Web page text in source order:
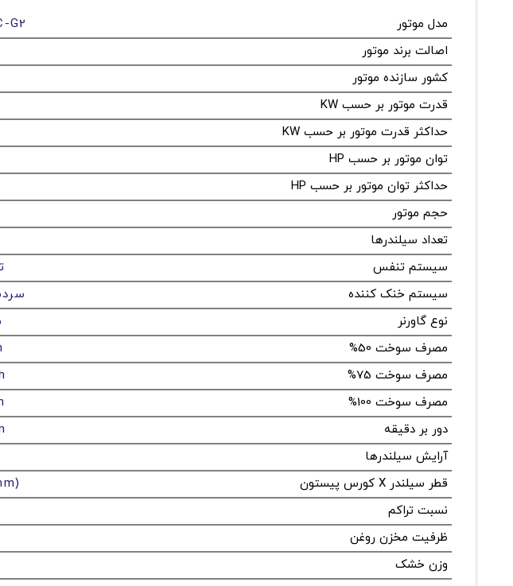
مدل موتور G2
اصالت برند موتور
کشور سازنده موتور
قدرت موتور بر حسب KW
حداکثر قدرت موتور بر حسب KW
توان موتور بر حسب HP
حداکثر توان موتور بر حسب HP
حجم موتور
تعداد سیلندرها
سیستم تنفس
سیستم خنک کننده
نوع گاورنر
مصرف سوخت 50%
مصرف سوخت 75%
مصرف سوخت 100%
دور بر دقیقه
آرایش سیلندرها
قطر سیلندر X کورس پیستون
نسبت تراکم
ظرفیت مخزن روغن
وزن خشک